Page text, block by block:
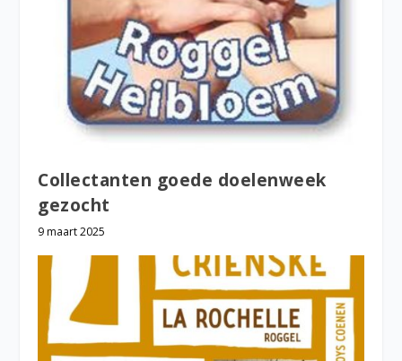
Collectanten goede doelenweek
gezocht
9 maart 2025